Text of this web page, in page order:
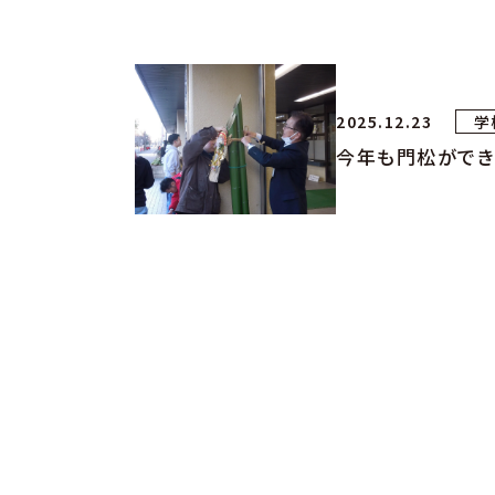
2025.12.23 学
今年も門松ができ